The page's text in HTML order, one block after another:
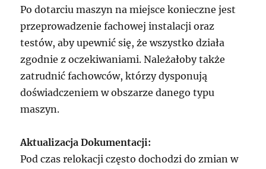
Po dotarciu maszyn na miejsce konieczne jest
przeprowadzenie fachowej instalacji oraz
testów, aby upewnić się, że wszystko działa
zgodnie z oczekiwaniami. Należałoby także
zatrudnić fachowców, którzy dysponują
doświadczeniem w obszarze danego typu
maszyn.
Aktualizacja Dokumentacji:
Pod czas relokacji często dochodzi do zmian w